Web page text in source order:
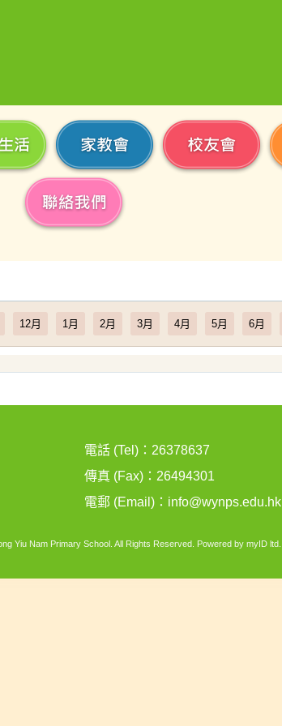
12月 1月 2月 3月 4月 5月 6月
電話 (Tel)：26378637
傳真 (Fax)：26494301
電郵 (Email)： info@wynps.edu.hk
Yiu Nam Primary School. All Rights Reserved. Powered by myID ltd